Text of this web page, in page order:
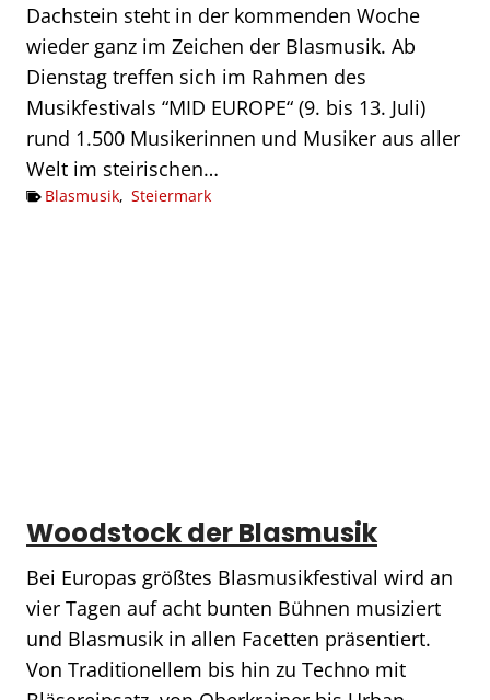
Dachstein steht in der kommenden Woche
wieder ganz im Zeichen der Blasmusik. Ab
Dienstag treffen sich im Rahmen des
Musikfestivals “MID EUROPE“ (9. bis 13. Juli)
rund 1.500 Musikerinnen und Musiker aus aller
Welt im steirischen…
Blasmusik, Steiermark
Woodstock der Blasmusik
Bei Europas größtes Blasmusikfestival wird an
vier Tagen auf acht bunten Bühnen musiziert
und Blasmusik in allen Facetten präsentiert.
Von Traditionellem bis hin zu Techno mit